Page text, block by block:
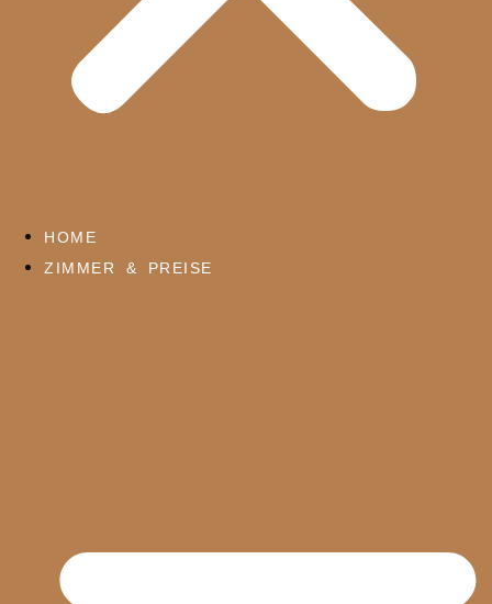
HOME
ZIMMER & PREISE